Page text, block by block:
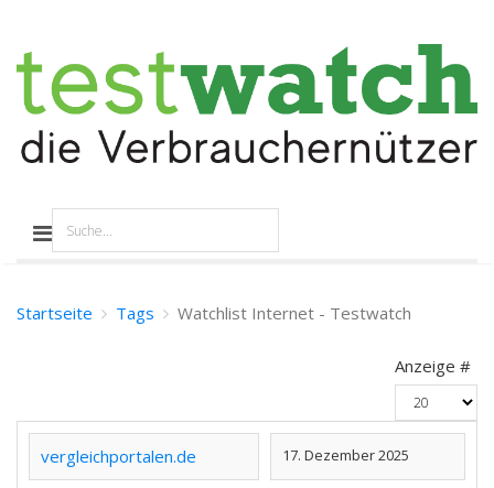
Startseite Tags Watchlist Internet - Testwatch
Anzeige #
vergleichportalen.de 17. Dezember 2025